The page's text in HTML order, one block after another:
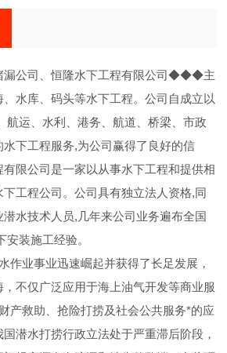
漏公司、恒隆水下工程有限公司◆◆◆主
水库、码头等水下工程。公司自成立以
航运、水利、港务、航道、桥梁、市政
下工程服务,为公司赢得了良好的信
限公司是一家以从事水下工程和提供相
工程公司。公司具有独立法人资格,同
水技术人员,几年来公司业务遍布全国
装施工经验。
作业事业迅速崛起并获得了长足发展，
不仅广泛应用于海上油气开发等商业服
产救助、抢险打捞及社会公共服务*的应
潜水打捞行政立法处于严重滞后阶段，